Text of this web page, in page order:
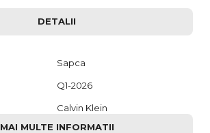
DETALII
Sapca
Q1-2026
Calvin Klein
MAI MULTE INFORMATII